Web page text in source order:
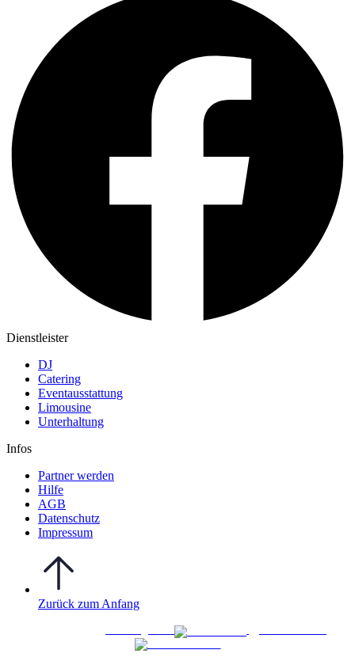
Dienstleister
DJ
Catering
Eventausstattung
Limousine
Unterhaltung
Infos
Partner werden
Hilfe
AGB
Datenschutz
Impressum
Zurück zum Anfang